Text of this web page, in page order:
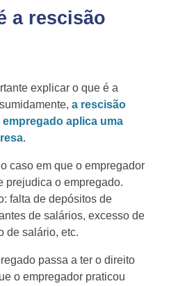
a rescisão
explicar o que é a
a rescisão
aplica uma
.
caso em que o empregador
prejudica o empregado.
falta de depósitos de
de salários, excesso de
de salário, etc.
passa a ter o direito
o empregador praticou